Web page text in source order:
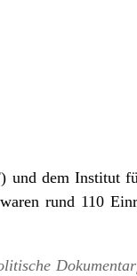
und dem Institut
rund 110